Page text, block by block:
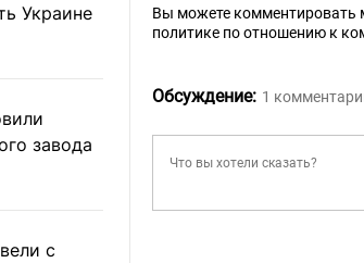
Украине
завода
с
Вы можете комментировать
политике по отношению к
Обсуждение: 1